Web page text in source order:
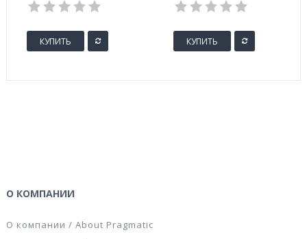
КУПИТЬ КУПИТЬ
О КОМПАНИИ
О компании / About Pragmatic